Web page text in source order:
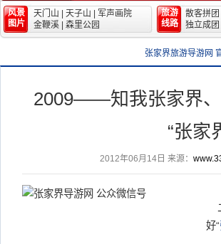
风景
图片
天门山 天子山
军声画院
金鞭溪
森里公园
旅游
线路
散客拼团
独立成团
张家界旅游导游网
2009——知我张家界
“张家
2012年06月14日 来源：
好“